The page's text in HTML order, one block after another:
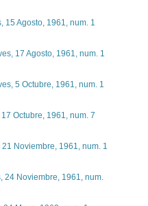
15 Agosto, 1961, num. 1
17 Agosto, 1961, num. 1
5 Octubre, 1961, num. 1
17 Octubre, 1961, num. 7
21 Noviembre, 1961, num. 1
24 Noviembre, 1961, num.